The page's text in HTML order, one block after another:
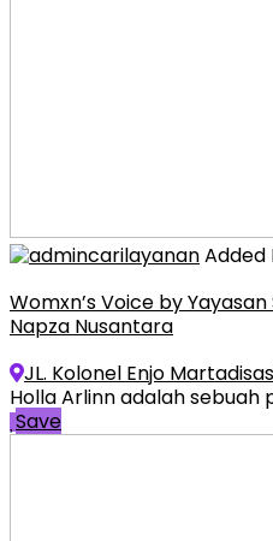
Added
Womxn’s Voice by
Napza Nusantara
JL. Kolonel Enjo
Holla Arlinn adalah sebuah
Save